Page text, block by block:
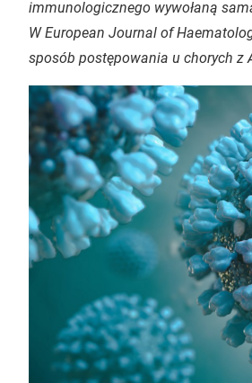
immunologicznego wywołaną
W European Journal of
sposób postępowania u chorych z